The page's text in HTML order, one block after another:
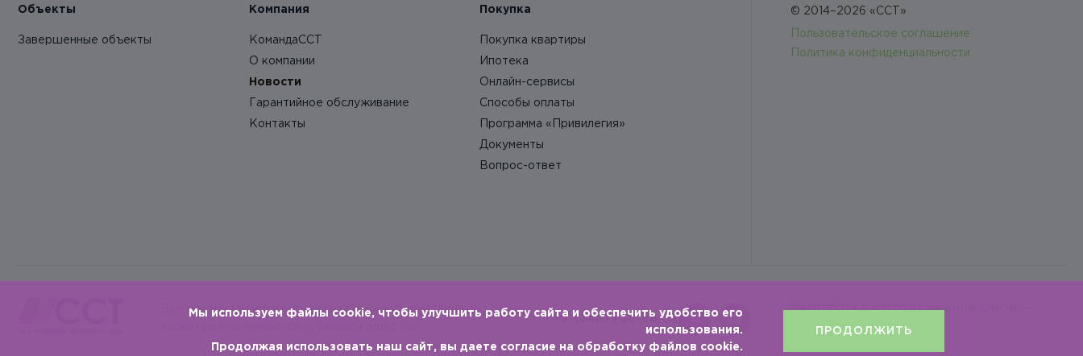
Объекты
Завершенные объекты
Компания
КомандаССТ
О компании
Новости
Гарантийное обслуживание
Контакты
Покупка
Покупка квартиры
Ипотека
Онлайн-сервисы
Способы оплаты
Программа «Привилегия»
Документы
Вопрос-ответ
© 2014–2026 «ССТ»
Пользовательское соглашение
Политика конфиденциальности
Все материалы носят исключительно информационный
+7 (3467) 38-86-55
Разработка и продвижение сайта —
Космос-Веб
Мы используем файлы cookie, чтобы улучшить работу сайта и обеспечить удобство его
использования.
Продолжая использовать наш сайт, вы даете согласие на обработку файлов cookie.
ПРОДОЛЖИТЬ